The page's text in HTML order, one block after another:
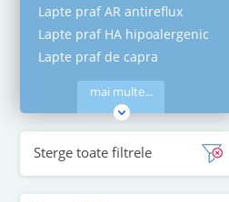
Lapte praf AR antireflux
Lapte praf HA hipoalergenic
Lapte praf de capra
mai multe...
Sterge toate filtrele